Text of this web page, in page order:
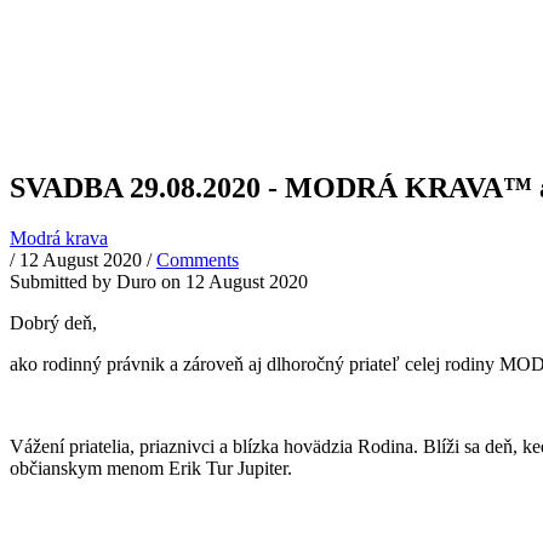
SVADBA 29.08.2020 - MODRÁ
Modrá krava
/ 12 August 2020 /Comments
Submitted by Duro on 12 August 2020
Dobrý deň,
ako rodinný právnik a zároveň aj dlhoročný priateľ celej rodiny
Vážení priatelia, priaznivci a blízka hovädzia Rodina. Blíži sa
občianskym menom Erik Tur Jupiter.